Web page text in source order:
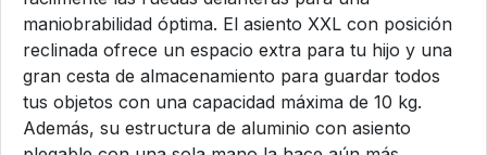
maniobrabilidad óptima. El asiento XXL con posición
reclinada ofrece un espacio extra para tu hijo y una
gran cesta de almacenamiento para guardar todos
tus objetos con una capacidad máxima de 10 kg.
Además, su estructura de aluminio con asiento